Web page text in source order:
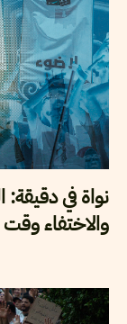
نواة في
والاختفاء